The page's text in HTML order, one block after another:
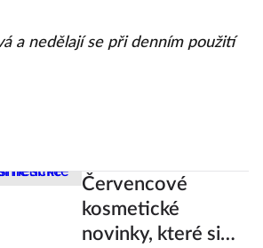
a nedělají se při denním použití
Červencové
kosmetické
novinky, které si